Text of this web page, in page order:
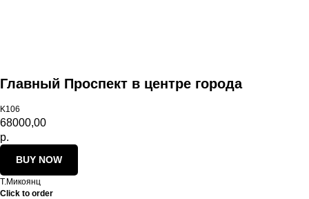
Главный Проспект в центре города
K106
68000,00
р.
BUY NOW
Т.Микоянц
Click to order